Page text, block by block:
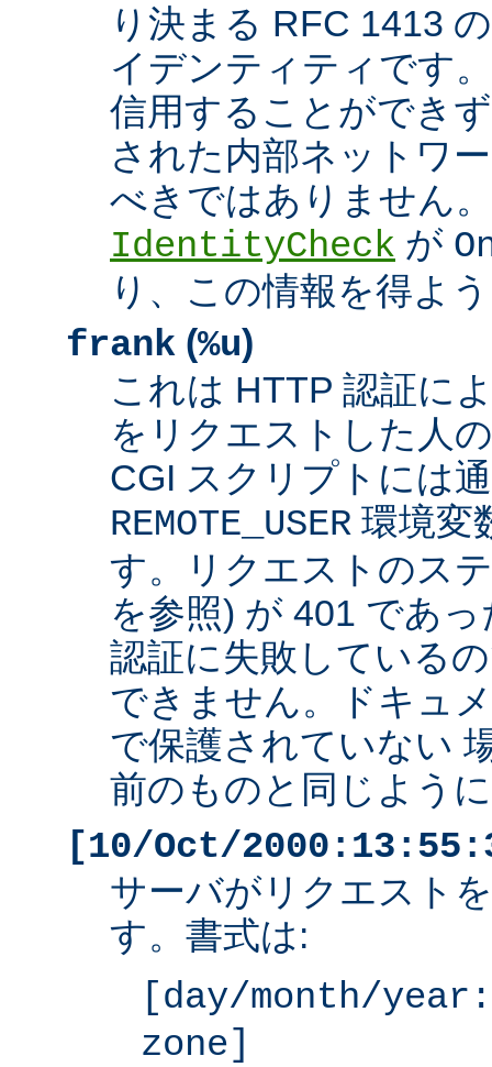
り決まる RFC 1413
イデンティティです
信用することができ
された内部ネットワ
べきではありません
IdentityCheck が
り、この情報を得よ
frank (%u)
これは HTTP 認証に
をリクエストした人
CGI スクリプトには
REMOTE_USER 環境変
す。リクエストのス
を参照) が 401 であ
認証に失敗している
できません。ドキュ
で保護されていない
前のものと同じよう
[10/Oct/
サーバがリクエスト
す。書式は:
[day/month/
zone]